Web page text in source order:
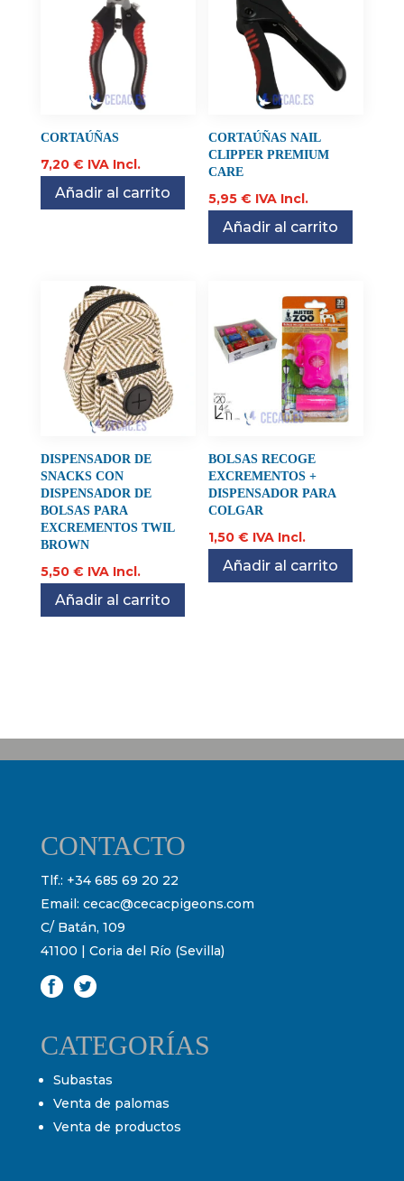
CORTAÚÑAS
7,20 € IVA Incl.
Añadir al carrito
CORTAÚÑAS NAIL
CLIPPER PREMIUM
CARE
5,95€ IVA Incl.
Añadir al carrito
DISPENSADOR DE
SNACKS CON
DISPENSADOR DE
BOLSAS PARA
EXCREMENTOS TWIL
BROWN
5,50 € IVA Incl.
Añadir al carrito
BOLSAS RECOGE
EXCREMENTOS +
DISPENSADOR PARA
COLGAR
1,50€ IVA Incl.
Añadir al carrito
CONTACTO
Tlf.: +34 685 69 20 22
Email: cecac@cecacpigeons.com
C/ Batán, 109
41100 | Coria del Río (Sevilla)
CATEGORÍAS
Subastas
Venta de palomas
Venta de productos